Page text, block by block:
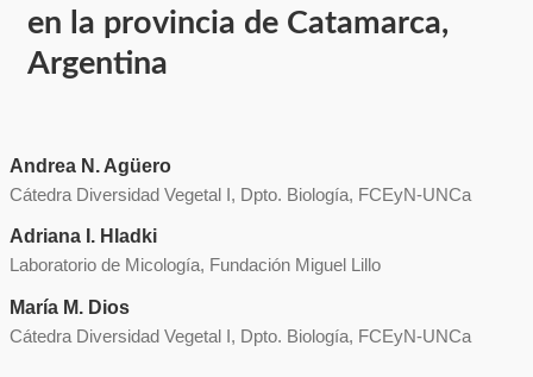
en la provincia de Catamarca,
Argentina
Andrea N. Agüero
Cátedra Diversidad Vegetal I, Dpto. Biología, FCEyN-UNCa
Adriana I. Hladki
Laboratorio de Micología, Fundación Miguel Lillo
María M. Dios
Cátedra Diversidad Vegetal I, Dpto. Biología, FCEyN-UNCa